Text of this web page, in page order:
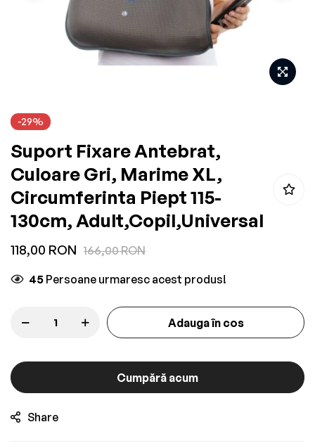
to
the
beginning
the
images
gallery
-29%
Suport Fixare Antebrat,
Culoare Gri, Marime XL,
Circumferinta Piept 115-
130cm, Adult,Copil,Universal
118,00 RON 166,00 RON
45 Persoane urmaresc acest produs!
Adauga în cos
Cumpără acum
Share